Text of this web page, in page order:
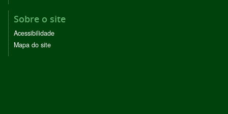
Sobre o site
Acessibilidade
Mapa do site